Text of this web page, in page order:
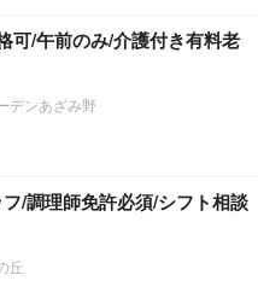
可/午前のみ/介護付き有料老
デンあざみ野
フ/調理師免許必須/シフト相談
丘